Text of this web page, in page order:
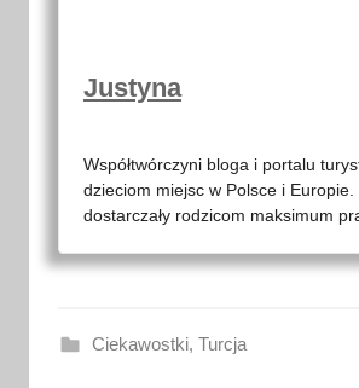
Justyna
Współtwórczyni bloga i portalu
dzieciom miejsc w Polsce i
dostarczały rodzicom maksimum
Ciekawostki, Turcja